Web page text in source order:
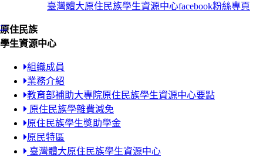
臺灣體大原住民族學生資源中心facebook粉絲專頁
:::
原住民族
學生資源中心
組織成員
業務介紹
教育部補助大專院原住民族學生資源中心要點
原住民族學雜費減免
原住民族學生獎助學金
原民特區
臺灣體大原住民族學生資源中心